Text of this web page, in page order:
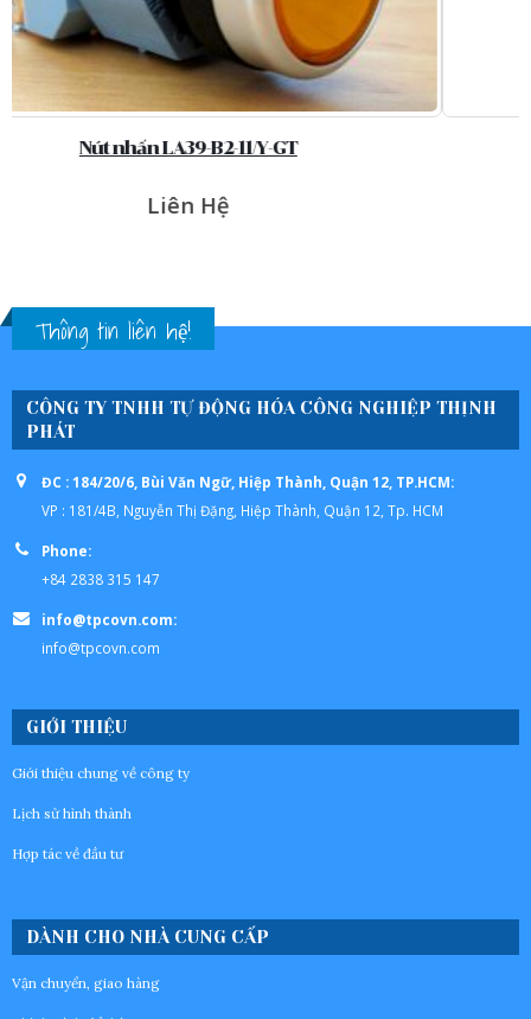
ĐÈN BÁO PHI 16 ND16 – 22B/4
Liên Hệ
Thông tin liên hệ!
CÔNG TY TNHH TỰ ĐỘNG HÓA CÔNG NGHIỆP THỊNH
PHÁT
ĐC : 184/20/6, Bùi Văn Ngữ, Hiệp Thành, Quận 12, TP.HCM:
VP : 181/4B, Nguyễn Thị Đặng, Hiệp Thành, Quận 12, Tp. HCM
Phone:
+84 2838 315 147
info@tpcovn.com:
info@tpcovn.com
GIỚI THIỆU
Giới thiệu chung về công ty
Lịch sử hình thành
Hợp tác về đầu tư
DÀNH CHO NHÀ CUNG CẤP
Vận chuyển, giao hàng